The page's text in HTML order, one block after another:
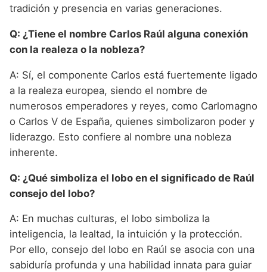
tradición y presencia en varias generaciones.
Q: ¿Tiene el nombre Carlos Raúl alguna conexión
con la realeza o la nobleza?
A: Sí, el componente Carlos está fuertemente ligado
a la realeza europea, siendo el nombre de
numerosos emperadores y reyes, como Carlomagno
o Carlos V de España, quienes simbolizaron poder y
liderazgo. Esto confiere al nombre una nobleza
inherente.
Q: ¿Qué simboliza el lobo en el significado de Raúl
consejo del lobo?
A: En muchas culturas, el lobo simboliza la
inteligencia, la lealtad, la intuición y la protección.
Por ello, consejo del lobo en Raúl se asocia con una
sabiduría profunda y una habilidad innata para guiar